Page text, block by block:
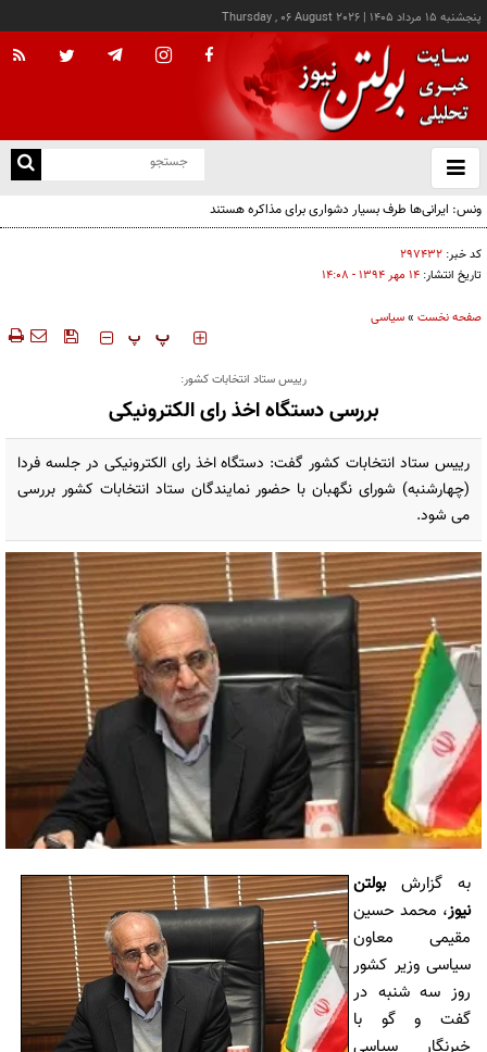
پنجشنبه ۱۵ مرداد ۱۴۰۵ |
Thursday , 06 August 2026
باز
و
کد خبر: ۲۹۷۴۳۲
تاریخ انتشار: ۱۴ مهر ۱۳۹۴ - ۱۴:۰۸
صفحه نخست »سیاسی
‍‍‍ پ پ
رییس ستاد انتخابات کشور:
بررسی دستگاه اخذ رای الکترونیکی
رییس ستاد انتخابات کشور گفت: دستگاه اخذ رای الکترونیکی در جلسه فردا
(چهارشنبه) شورای نگهبان با حضور نمایندگان ستاد انتخابات کشور بررسی
می شود.
به گزارشبولتن
نیوز، محمد حسین
مقیمی معاون
سیاسی وزیر کشور
روز سه شنبه در
گفت و گو با